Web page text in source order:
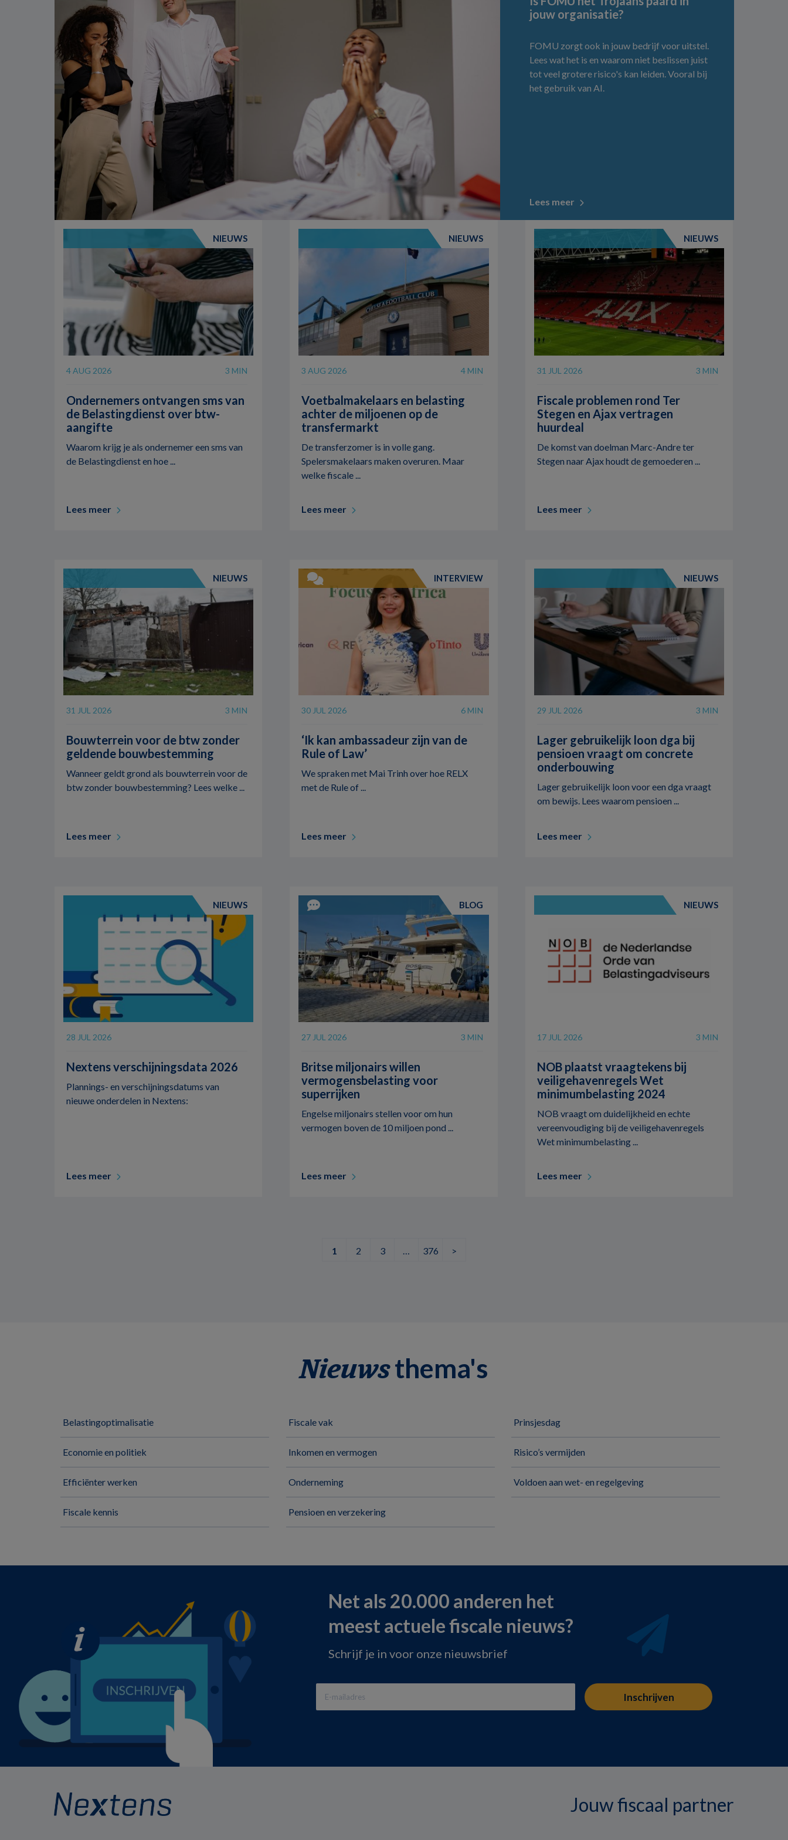
jouw organisatie?
FOMU zorgt ook in jouw bedrijf voor uitstel.
Lees wat het is en waarom niet beslissen juist
tot veel grotere risico's kan leiden. Vooral bij
het gebruik van AI.
Lees meer
NIEUWS
4 AUG 2026 3 MIN
Ondernemers ontvangen sms van
de Belastingdienst over btw-
aangifte
Waarom krijg je als ondernemer een sms van
de Belastingdienst en hoe ...
Lees meer
NIEUWS
3 AUG 2026 4 MIN
Voetbalmakelaars en belasting
achter de miljoenen op de
transfermarkt
De transferzomer is in volle gang.
Spelersmakelaars maken overuren. Maar
welke fiscale ...
Lees meer
NIEUWS
31 JUL 2026 3 MIN
Fiscale problemen rond Ter
Stegen en Ajax vertragen
huurdeal
De komst van doelman Marc-Andre ter
Stegen naar Ajax houdt de gemoederen ...
Lees meer
NIEUWS
31 JUL 2026 3 MIN
Bouwterrein voor de btw zonder
geldende bouwbestemming
Wanneer geldt grond als bouwterrein voor de
btw zonder bouwbestemming? Lees welke ...
Lees meer
INTERVIEW
30 JUL 2026 6 MIN
‘Ik kan ambassadeur zijn van de
Rule of Law’
We spraken met Mai Trinh over hoe RELX
met de Rule of ...
Lees meer
NIEUWS
29 JUL 2026 3 MIN
Lager gebruikelijk loon dga bij
pensioen vraagt om concrete
onderbouwing
Lager gebruikelijk loon voor een dga vraagt
om bewijs. Lees waarom pensioen ...
Lees meer
NIEUWS
28 JUL 2026
Nextens verschijningsdata 2026
Plannings- en verschijningsdatums van
nieuwe onderdelen in Nextens:
Lees meer
BLOG
27 JUL 2026 3 MIN
Britse miljonairs willen
vermogensbelasting voor
superrijken
Engelse miljonairs stellen voor om hun
vermogen boven de 10 miljoen pond ...
Lees meer
NIEUWS
17 JUL 2026 3 MIN
NOB plaatst vraagtekens bij
veiligehavenregels Wet
minimumbelasting 2024
NOB vraagt om duidelijkheid en echte
vereenvoudiging bij de veiligehavenregels
Wet minimumbelasting ...
Lees meer
1 2 3 … 376 >
Nieuwsthema's
Belastingoptimalisatie
Economie en politiek
Efficiënter werken
Fiscale kennis
Fiscale vak
Inkomen en vermogen
Onderneming
Pensioen en verzekering
Prinsjesdag
Risico’s vermijden
Voldoen aan wet- en regelgeving
Net als 20.000 anderen het
meest actuele fiscale nieuws?
Schrijf je in voor onze nieuwsbrief
Jouw fiscaal partner